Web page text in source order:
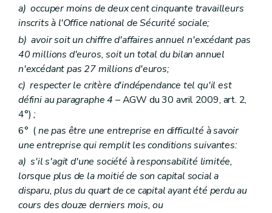
a) occuper moins de deux cent cinquante travailleurs
inscrits à l'Office national de Sécurité sociale;
b) avoir soit un chiffre d'affaires annuel n'excédant pas
40 millions d'euros, soit un total du bilan annuel
n'excédant pas 27 millions d'euros;
c) respecter le critère d'indépendance tel qu'il est
défini au paragraphe 4 – AGW du 30 avril 2009, art. 2,
4°);
6° (ne pas être une entreprise en difficulté à savoir
une entreprise qui remplit les conditions suivantes:
a) s'il s'agit d'une société à responsabilité limitée,
lorsque plus de la moitié de son capital social a
disparu, plus du quart de ce capital ayant été perdu au
cours des douze derniers mois, ou